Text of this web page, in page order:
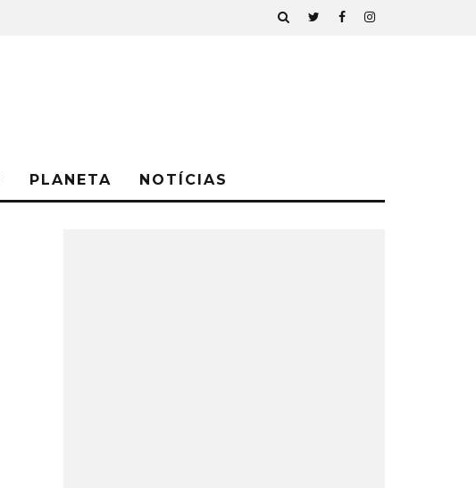
PLANETA NOTÍCIAS